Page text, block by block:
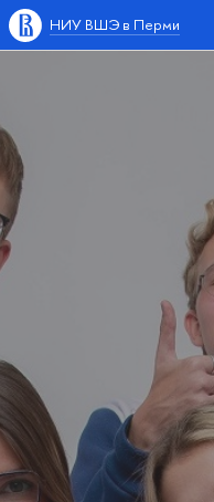
НИУ ВШЭ в Перми